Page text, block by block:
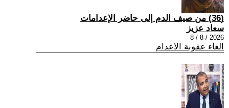
(36) من صيف الدم إلى حاضر الإعدامات
سعاد عزيز
2026 / 8 / 8
الغاء عقوبة الاعدام